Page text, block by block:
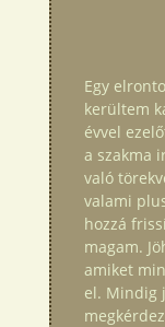
Egy
kerültem
évvel
a szakma
való
valami
hozzá
magam.
amiket
el. Mindig